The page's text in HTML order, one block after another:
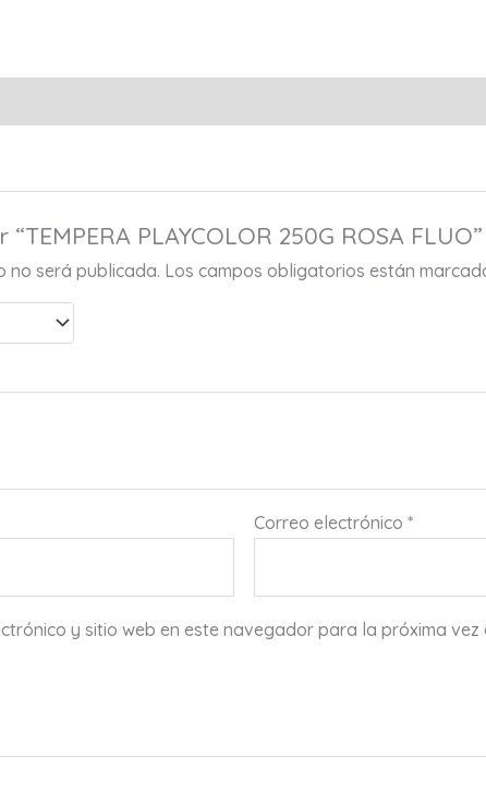
PLAYCOLOR 250G ROSA FLUO”
no será publicada. Los campos obligatorios están
Correo electrónico*
y sitio web en este navegador para la próxima vez